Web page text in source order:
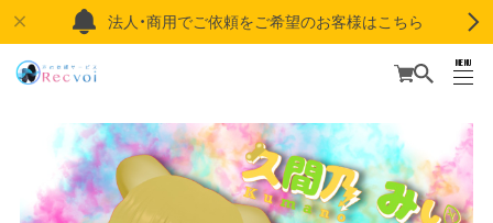
法人・商用でご依頼をご希望のお客様はこちら
MENU
CLOSE